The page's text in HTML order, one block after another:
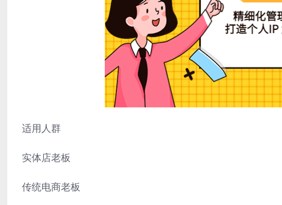
适用人群
实体店老板
传统电商老板